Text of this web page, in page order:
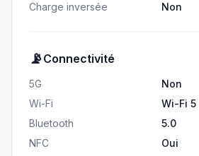
Charge inversée
Non
📡 Connectivité
5G
Non
Wi-Fi
Wi-Fi 5
Bluetooth
5.0
NFC
Oui